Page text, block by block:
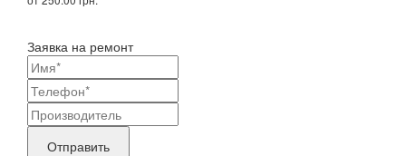
Заявка на ремонт
Ваши
контактные
данные
Название
бренда
Отправить